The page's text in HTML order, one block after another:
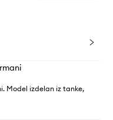
Model izdelan iz tanke,